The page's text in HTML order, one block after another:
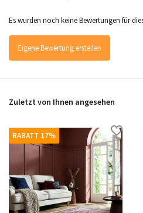
Es wurden noch keine Bewertungen für
Eigene Bewertung erstellen
Zuletzt von Ihnen angesehen
RABATT 17%